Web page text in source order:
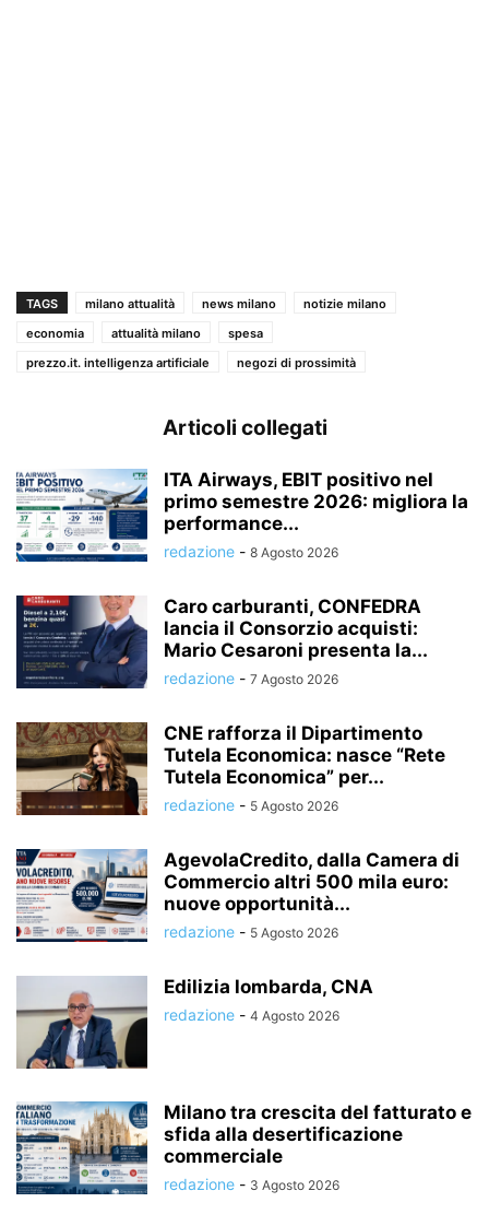
TAGS milano attualità news milano
notizie milano
economia
attualità milano
spesa
prezzo.it. intelligenza artificiale
negozi di prossimità
Articoli collegati
ITA Airways, EBIT positivo nel
primo semestre 2026: migliora la
performance...
redazione - 8 Agosto 2026
Caro carburanti, CONFEDRA
lancia il Consorzio acquisti:
Mario Cesaroni presenta la...
redazione - 7 Agosto 2026
CNE rafforza il Dipartimento
Tutela Economica: nasce “Rete
Tutela Economica” per...
redazione - 5 Agosto 2026
AgevolaCredito, dalla Camera di
Commercio altri 500 mila euro:
nuove opportunità...
redazione - 5 Agosto 2026
Edilizia lombarda, CNA
redazione - 4 Agosto 2026
Milano tra crescita del fatturato e
sfida alla desertificazione
commerciale
redazione - 3 Agosto 2026